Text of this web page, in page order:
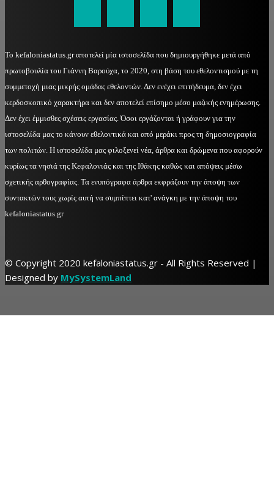
Το kefaloniastatus.gr αποτελεί μία ιστοσελίδα που δημιουργήθηκε μετά από
πρωτοβουλία του Γιάννη Βαρούχα, το 2020, στη βάση του εθελοντισμού με τη
συμμετοχή μιας μικρής ομάδας εθελοντών. Δεν ενέχει επιτήδευμα, δεν έχει
κερδοσκοπικό χαρακτήρα και δεν αποτελεί επίσημο μέσο μαζικής ενημέρωσης.
Δεν έχει έμμισθες σχέσεις εργασίας. Όσοι εργάζονται ή γράφουν για την
ιστοσελίδα μας το κάνουν εθελοντικά και από μεράκι προς τη δημοσιογραφία
των πολιτών. Η ιστοσελίδα μας φιλοξενεί νέα, άρθρα και δρώμενα που αφορούν
κυρίως τα νησιά της Κεφαλονιάς και της Ιθάκης καθώς και απόψεις μέσω
σχετικής αρθογραφίας. Τα ενυπόγραφα άρθρα εκφράζουν την άποψη των
συντακτών τους χωρίς αυτή να συμπίπτει κατ' ανάγκη με την άποψη του
kefaloniastatus.gr
© Copyright 2020 kefaloniastatus.gr - All Rights Reserved |
Designed by MySystemLand